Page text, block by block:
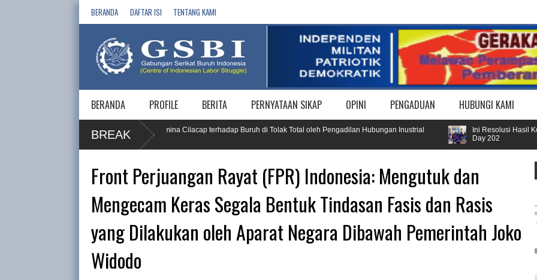
BERANDA DAFTAR ISI TENTANG KAMI
BERANDA PROFILE BERITA PERNYATAAN SIKAP OPINI PENGADUAN HUBUNGI KAMI
BREAK
PT. Yakespena Vendor RU IV Pertamina Cilacap terhadap Buruh di Tolak Total oleh Pengadilan Hubungan Inustrial
Ini Resolusi Hasil
Day 202
Front Perjuangan Rayat (FPR) Indonesia: Mengutuk dan
Mengecam Keras Segala Bentuk Tindasan Fasis dan Rasis
yang Dilakukan oleh Aparat Negara Dibawah Pemerintah Joko
Widodo